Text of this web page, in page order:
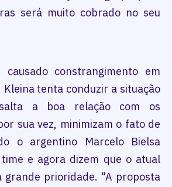
será muito cobrado no seu
constrangimento em
tenta conduzir a situação
a boa relação com os
sua vez, minimizam o fato de
o argentino Marcelo Bielsa
e agora dizem que o atual
grande prioridade. "A proposta